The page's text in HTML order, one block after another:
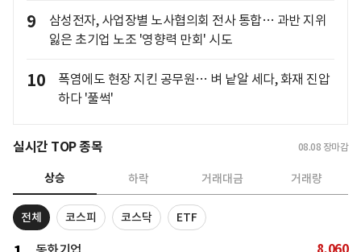
9
삼성전자, 사업장별 노사협의회 전사 통합… 과반 지위
잃은 초기업 노조 '영향력 만회' 시도
10
폭염에도 현장 지킨 공무원… 벼 낱알 세다, 화재 진압
하다 '풀썩'
실시간 TOP 종목 08.08 장마감
상승 하락 거래대금 거래량
전체 코스피 코스닥 ETF